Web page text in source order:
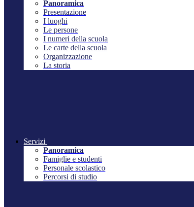
Panoramica
Presentazione
I luoghi
Le persone
I numeri della scuola
Le carte della scuola
Organizzazione
La storia
Servizi
Panoramica
Famiglie e studenti
Personale scolastico
Percorsi di studio